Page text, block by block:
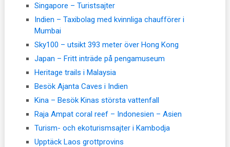
Singapore – Turistsajter
Indien – Taxibolag med kvinnliga chaufförer i
Mumbai
Sky100 – utsikt 393 meter över Hong Kong
Japan – Fritt inträde på pengamuseum
Heritage trails i Malaysia
Besök Ajanta Caves i Indien
Kina – Besök Kinas största vattenfall
Raja Ampat coral reef – Indonesien – Asien
Turism- och ekoturismsajter i Kambodja
Upptäck Laos grottprovins